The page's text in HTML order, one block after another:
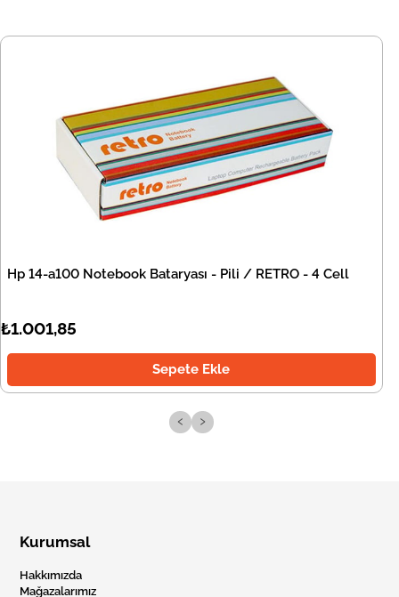
Hp 14-a100 Notebook Bataryası - Pili / RETRO - 4 Cell
₺1.001,85
Sepete Ekle
‹ ›
Kurumsal
Hakkımızda
Mağazalarımız